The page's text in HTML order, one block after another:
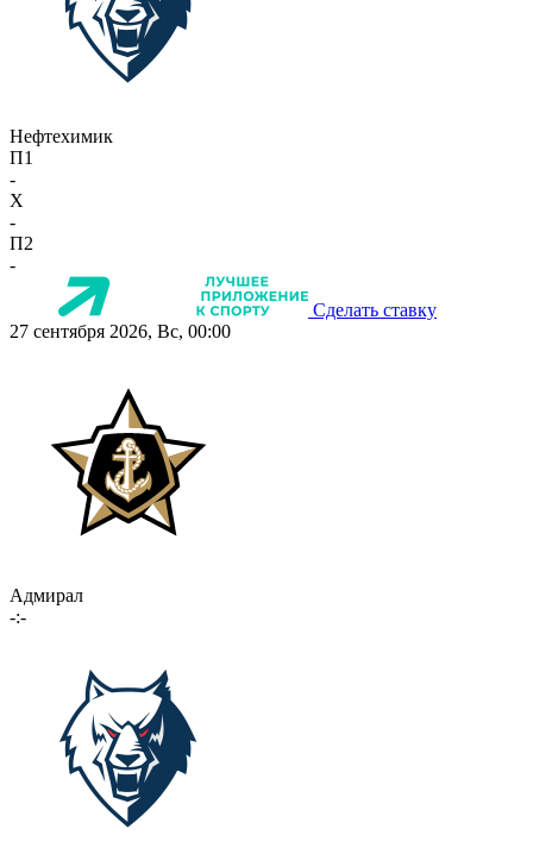
Нефтехимик
П1
-
X
-
П2
-
Сделать ставку
27 сентября 2026, Вс, 00:00
Адмирал
-:-